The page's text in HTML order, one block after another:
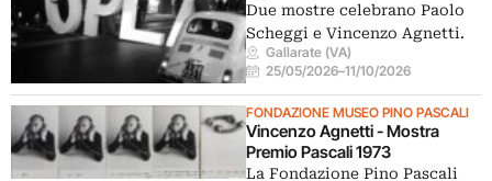
Due mostre celebrano Paolo
Scheggi e Vincenzo Agnetti.
Gallarate (VA)
25/05/2026–11/10/2026
FONDAZIONE MUSEO PINO PASCALI
Vincenzo Agnetti - Mostra
Premio Pascali 1973
La Fondazione Pino Pascali